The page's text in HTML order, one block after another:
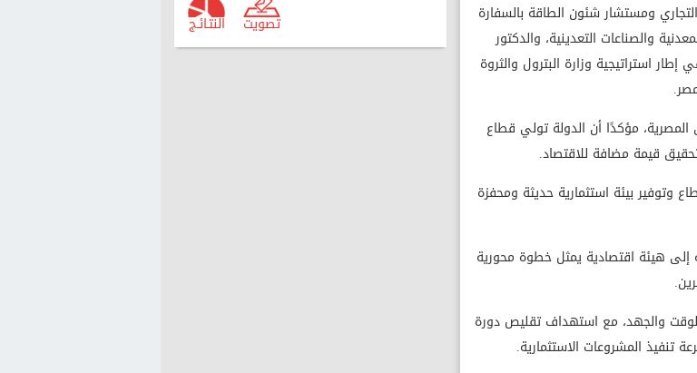
النتـائـج تصويت
ومستشار شئون الطاقة بالسفارة
والصناعات التعدينية، والدكتور
إطار استراتيجية وزارة البترول والثروة
المصرية، مؤكدًا أن الدولة تولي قطاع
تحقيق قيمة مضافة للاقتصاد.
وتوفير بيئة استثمارية حديثة ومحفزة
إلى هيئة اقتصادية يمثل خطوة محورية
والجهد، مع استهداف تقليص دورة